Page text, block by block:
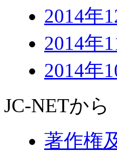
2014年
2014年
2014年
JC-NETから
著作権